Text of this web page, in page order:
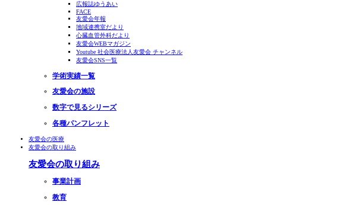
広報誌ゆうあい
FACE
友愛会年報
地域連携室だより
心臓血管外科だより
友愛会WEBマガジン
Youtube 社会医療法人友愛会 チャンネル
友愛会SNS一覧
学術実績一覧
友愛会の施設
数字で見るシリーズ
各種パンフレット
友愛会の医療
友愛会の取り組み
友愛会の取り組み
事業計画
教育